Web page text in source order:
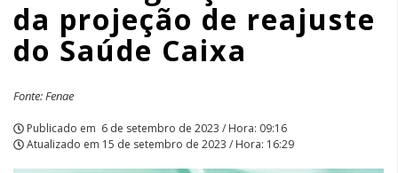
Caixa
|
APCEF/SP
da projeção de reajuste
do Saúde Caixa
Fonte: Fenae
Publicado em 6 de setembro de 2023 / Hora: 09:16
Atualizado em 15 de setembro de 2023 / Hora: 16:29